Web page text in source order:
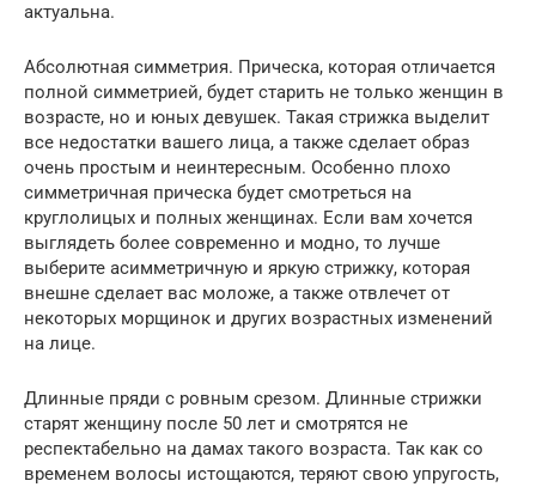
актуальна.
Абсолютная симметрия. Прическа, которая отличается
полной симметрией, будет старить не только женщин в
возрасте, но и юных девушек. Такая стрижка выделит
все недостатки вашего лица, а также сделает образ
очень простым и неинтересным. Особенно плохо
симметричная прическа будет смотреться на
круглолицых и полных женщинах. Если вам хочется
выглядеть более современно и модно, то лучше
выберите асимметричную и яркую стрижку, которая
внешне сделает вас моложе, а также отвлечет от
некоторых морщинок и других возрастных изменений
на лице.
Длинные пряди с ровным срезом. Длинные стрижки
старят женщину после 50 лет и смотрятся не
респектабельно на дамах такого возраста. Так как со
временем волосы истощаются, теряют свою упругость,